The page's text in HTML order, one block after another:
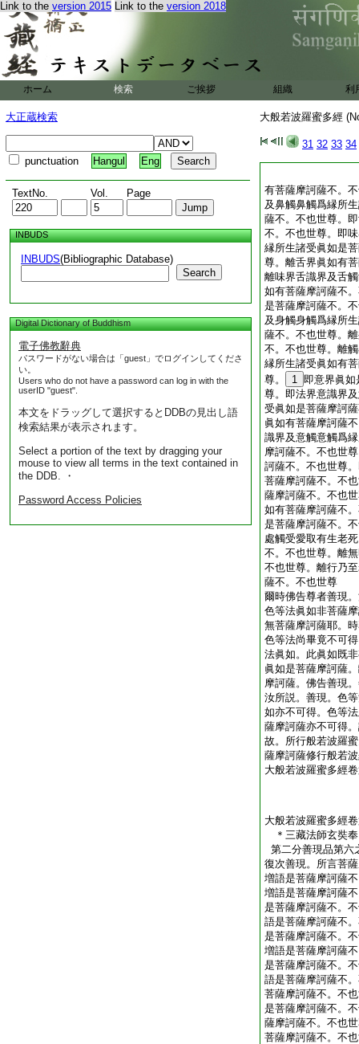
Link to the version 2015 Link to the version 2018
ホーム 検索 ご挨拶 組織 利
大正蔵検索
punctuation Hangul Eng
TextNo. Vol. Page
INBUDS
INBUDS(Bibliographic Database)
Search
Digital Dictionary of Buddhism
電子佛教辭典
パスワードがない場合は「guest」でログインしてくださ
い。
Users who do not have a password can log in with the
userID "guest".
本文をドラッグして選択するとDDBの見出し語
検索結果が表示されます。
Select a portion of the text by dragging your
mouse to view all terms in the text contained in
the DDB. ・
Password Access Policies
大般若波羅蜜多經
31 32 33 34
有菩薩摩訶薩不。
及鼻觸鼻觸爲縁所
薩不。不也世尊。
不。不也世尊。即
縁所生諸受眞如是
尊。離舌界眞如有
離味界舌識界及舌
如有菩薩摩訶薩不
是菩薩摩訶薩不。
及身觸身觸爲縁所
薩不。不也世尊。
不。不也世尊。離
縁所生諸受眞如有
尊。
1 即意界眞
尊。即法界意識界
受眞如是菩薩摩訶
眞如有菩薩摩訶薩
識界及意觸意觸爲
摩訶薩不。不也世
訶薩不。不也世尊
菩薩摩訶薩不。不
薩摩訶薩不。不也
如有菩薩摩訶薩不
是菩薩摩訶薩不。
處觸受愛取有生老
不。不也世尊。離
不也世尊。離行乃
薩不。不也世尊
爾時佛告尊者善現
色等法眞如非菩薩
無菩薩摩訶薩耶。
色等法尚畢竟不可
法眞如。此眞如既
眞如是菩薩摩訶薩
摩訶薩。佛告善現
汝所説。善現。色
如亦不可得。色等
薩摩訶薩亦不可得
故。所行般若波羅
薩摩訶薩修行般若
大般若波羅蜜多經
大般若波羅蜜多經
＊三藏法師玄
第二分善現品第六
復次善現。所言菩
増語是菩薩摩訶薩
増語是菩薩摩訶薩
是菩薩摩訶薩不。
語是菩薩摩訶薩不
是菩薩摩訶薩不。
増語是菩薩摩訶薩
是菩薩摩訶薩不。
語是菩薩摩訶薩不
菩薩摩訶薩不。不
是菩薩摩訶薩不。
薩摩訶薩不。不也
菩薩摩訶薩不。不